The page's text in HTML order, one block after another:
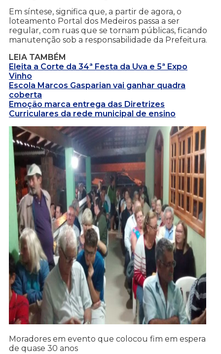
Em síntese, significa que, a partir de agora, o
loteamento Portal dos Medeiros passa a ser
regular, com ruas que se tornam públicas, ficando
manutenção sob a responsabilidade da Prefeitura.
LEIA TAMBÉM
Eleita a Corte da 34ª Festa da Uva e 5ª Expo
Vinho
Escola Marcos Gasparian vai ganhar quadra
coberta
Emoção marca entrega das Diretrizes
Curriculares da rede municipal de ensino
Moradores em evento que colocou fim em espera
de quase 30 anos